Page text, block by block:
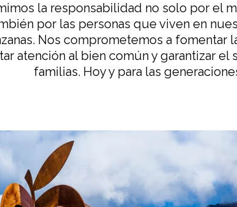
la responsabilidad no solo por el
por las personas que viven en
Nos comprometemos a fomentar
atención al bien común y garantizar el
familias. Hoy y para las